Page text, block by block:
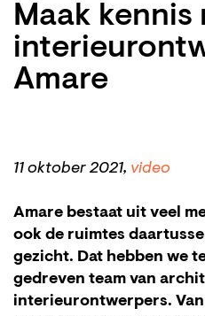
Maak kennis
Amare
11 oktober 2021, video
Amare bestaat uit veel
ook de ruimtes
gezicht. Dat hebben we
gedreven team van
interieurontwerpers.